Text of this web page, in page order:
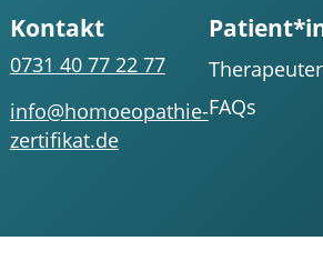
Kontakt
0731 40 77 22 77
info@homoeopathie-
zertifikat.de
FAQs